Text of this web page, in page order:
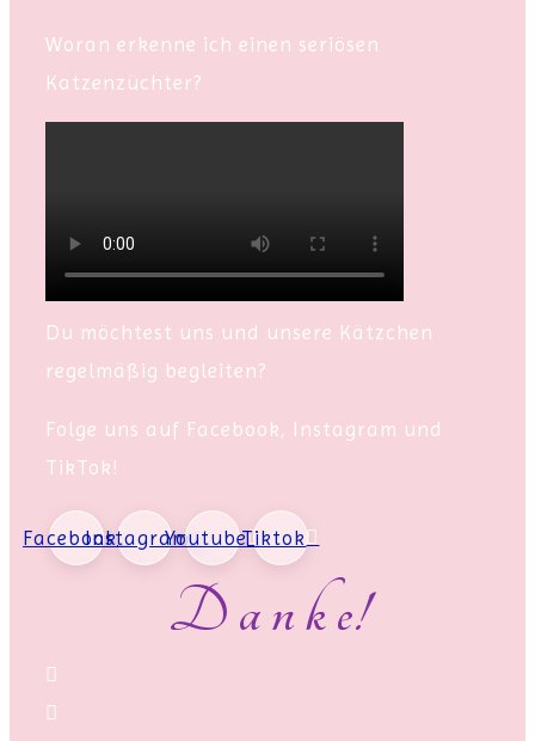
Woran erkenne ich einen seriösen
Katzenzüchter?
Du möchtest uns und unsere Kätzchen
regelmäßig begleiten?
Folge uns auf Facebook, Instagram und
TikTok!
FacebookInstagramYoutubeTiktok
D a n k e!